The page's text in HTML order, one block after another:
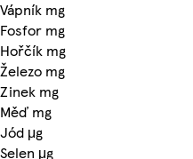
Vápník mg
Fosfor mg
Hořčík mg
Železo mg
Zinek mg
Měď mg
Jód μg
Selen μg